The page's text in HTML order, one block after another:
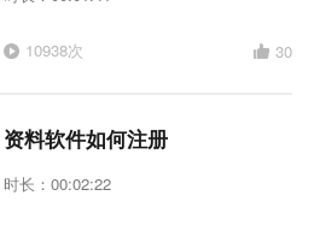
10938次 30
资料软件如何注册
时长：00:02:22